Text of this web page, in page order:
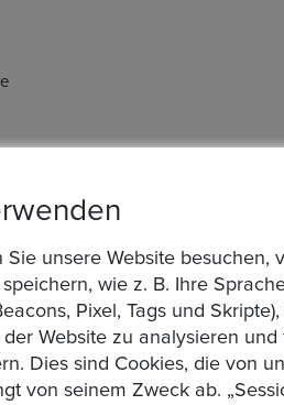
unsere Website besuchen,
wie z. B. Ihre
Pixel, Tags und
Website zu analysieren
Dies sind Cookies, die von
von seinem Zweck ab.